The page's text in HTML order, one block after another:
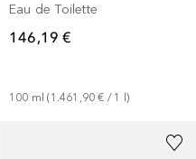
Eau de Toilette
146,19 €
100 ml (1.461,90 € / 1 )
1 Größe